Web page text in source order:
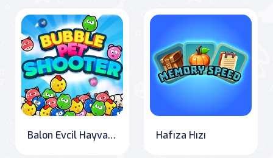
Balon Evcil Hayvan Atıcı Hafıza Hızı